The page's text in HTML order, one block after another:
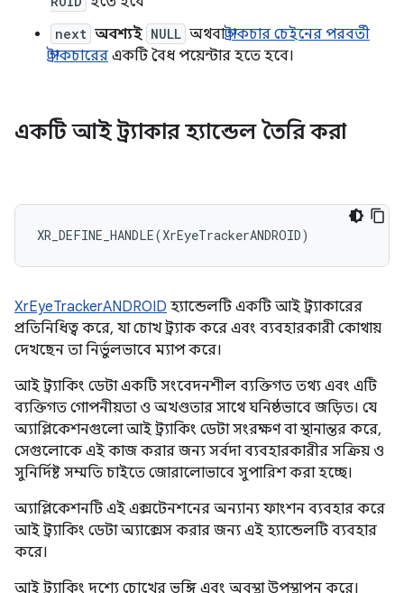
next অবশ্যই NULL অথবাস্ট্রাকচার চেইনের পরবর্তী
স্ট্রাকচারের একটি বৈধ পয়েন্টার হতে হবে।
একটি আই ট্র্যাকার হ্যান্ডেল তৈরি করা
XrEyeTrackerANDROID হ্যান্ডেলটি একটি আই ট্র্যাকারের
প্রতিনিধিত্ব করে, যা চোখ ট্র্যাক করে এবং ব্যবহারকারী কোথায়
দেখছেন তা নির্ভুলভাবে ম্যাপ করে।
আই ট্র্যাকিং ডেটা একটি সংবেদনশীল ব্যক্তিগত তথ্য এবং এটি
ব্যক্তিগত গোপনীয়তা ও অখণ্ডতার সাথে ঘনিষ্ঠভাবে জড়িত। যে
অ্যাপ্লিকেশনগুলো আই ট্র্যাকিং ডেটা সংরক্ষণ বা স্থানান্তর করে,
সেগুলোকে এই কাজ করার জন্য সর্বদা ব্যবহারকারীর সক্রিয় ও
সুনির্দিষ্ট সম্মতি চাইতে জোরালোভাবে সুপারিশ করা হচ্ছে।
অ্যাপ্লিকেশনটি এই এক্সটেনশনের অন্যান্য ফাংশন ব্যবহার করে
আই ট্র্যাকিং ডেটা অ্যাক্সেস করার জন্য এই হ্যান্ডেলটি ব্যবহার
করে।
আই ট্র্যাকিং দৃশ্যে চোখের ভঙ্গি এবং অবস্থা উপস্থাপন করে।